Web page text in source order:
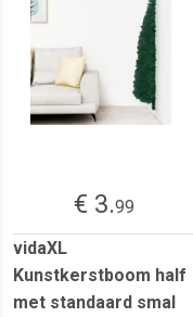
€ 3.99
vidaXL
Kunstkerstboom half
met standaard smal